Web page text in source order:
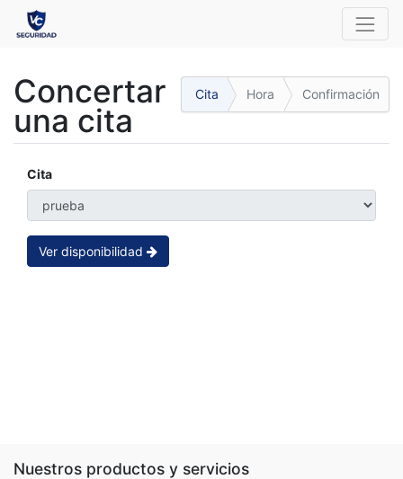
Cita Hora Confirmación
Concertar
una cita
Cita
Ver disponibilidad
Nuestros productos y servicios